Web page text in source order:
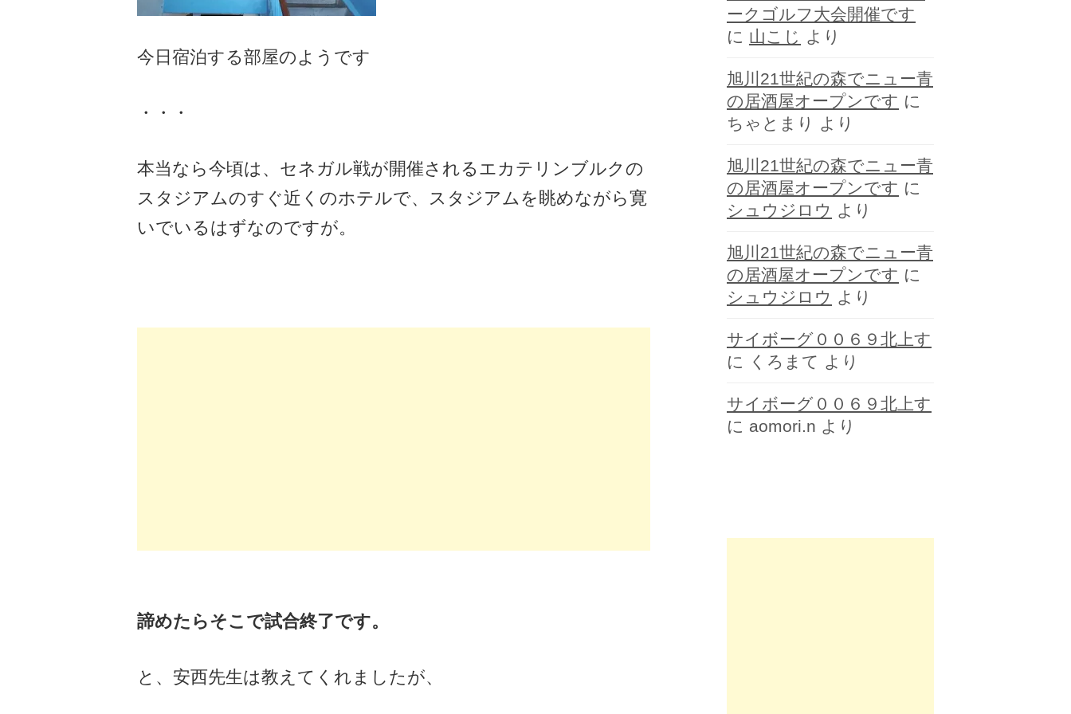
今日宿泊する部屋のようです
・・・
本当なら今頃は、セネガル戦が開催されるエカテリンブルクの
スタジアムのすぐ近くのホテルで、スタジアムを眺めながら寛
いでいるはずなのですが。
諦めたらそこで試合終了です。
と、安西先生は教えてくれましたが、
ークゴルフ大会開催です
に 山こじ より
旭川21世紀の森でニュー青
の居酒屋オープンです に
ちゃとまり
より
旭川21世紀の森でニュー青
の居酒屋オープンです に
シュウジロウ より
旭川21世紀の森でニュー青
の居酒屋オープンです に
シュウジロウ より
サイボーグ００６９北上す
に
くろまて より
サイボーグ００６９北上す
に aomori.n より